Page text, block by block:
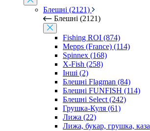
Блешні (2121)
Блешні (2121)
Fishing ROI (874)
Mepps (France) (114)
Spinnex (168)
X-Fish (258)
Інші (2)
Блешні Flagman (84)
Блешні FUNFISH (114)
Блешні Select (242)
Грушка-Куля (61)
Лижа (22)
Лижа, букар, грушка,